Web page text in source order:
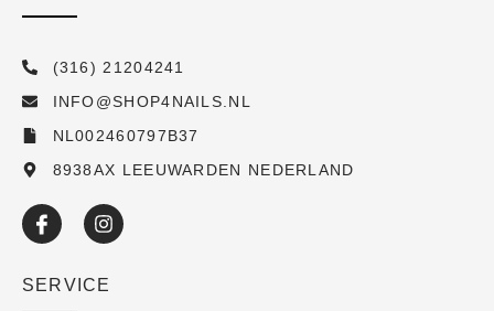
(316) 21204241
INFO@SHOP4NAILS.NL
NL002460797B37
8938AX LEEUWARDEN NEDERLAND
SERVICE